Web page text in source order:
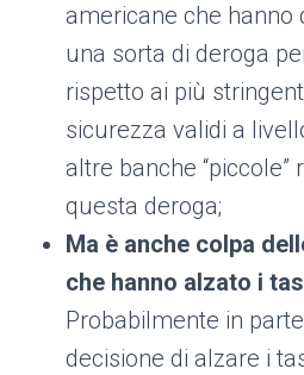
americane che hanno
una sorta di deroga
rispetto ai più
sicurezza validi a
altre banche “piccole”
questa deroga;
Ma è anche colpa
che hanno alzato i
Probabilmente in
decisione di alzare i